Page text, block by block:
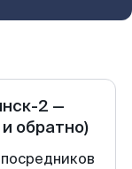
2 —
обратно)